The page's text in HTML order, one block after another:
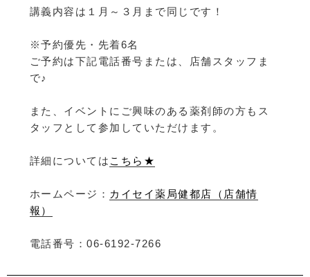
講義内容は１月～３月まで同じです！
※予約優先・先着6名
ご予約は下記電話番号または、店舗スタッフま
で♪
また、イベントにご興味のある薬剤師の方もス
タッフとして参加していただけます。
詳細については こちら★
ホームページ： カイセイ薬局健都店（店舗情
報）
電話番号：06-6192-7266